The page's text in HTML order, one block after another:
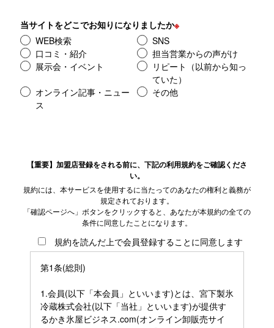
当サイトをどこでお知りになりましたか※
WEB検索
SNS
口コミ・紹介
担当営業からの声がけ
展示会・イベント
リピート（以前から知っ
ていた）
オンライン記事・ニュー
ス
その他
【重要】加盟店登録をされる前に、下記の利用規約をご確認くださ
い。
規約には、本サービスを使用するに当たってのあなたの権利と義務が
規定されております。
「確認ページへ」ボタンをクリックすると、あなたが本規約の全ての
条件に同意したことになります。
規約を読んだ上で会員登録することに同意します